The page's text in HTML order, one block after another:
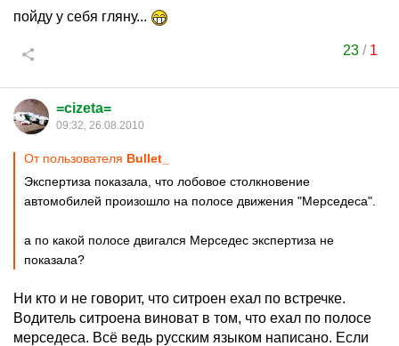
пойду у себя гляну...
23 / 1
=cizeta=
09:32, 26.08.2010
От пользователя Bullet_
Экспертиза показала, что лобовое столкновение
автомобилей произошло на полосе движения "Мерседеса".
а по какой полосе двигался Мерседес экспертиза не
показала?
Ни кто и не говорит, что ситроен ехал по встречке.
Водитель ситроена виноват в том, что ехал по полосе
мерседеса. Всё ведь русским языком написано. Если